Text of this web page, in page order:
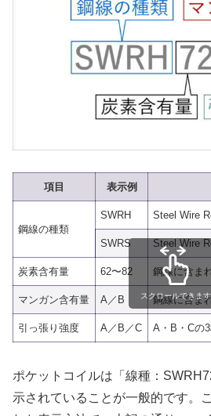
項目 表示例
鋼線の種類
SWRH Steel Wire
SWRS Steel Wire
炭素含有量 62〜82 鋼線に含ま
マンガン含有量 A／B 鋼線に含ま
引っ張り強度 A／B／C A・B・Cの
スクロールできます
ポケットコイルは「線種：
示されていることが一般的です。